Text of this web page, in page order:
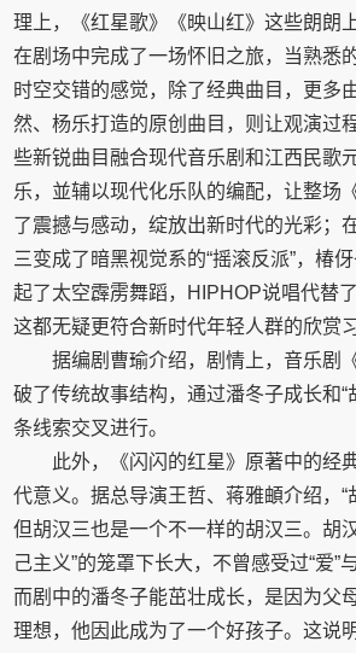
理上，《红星歌》《映山红》这些朗朗
在剧场中完成了一场怀旧之旅，当熟悉
时空交错的感觉，除了经典曲目，更多
然、杨乐打造的原创曲目，则让观演过
些新锐曲目融合现代音乐剧和江西民歌
乐，並辅以现代化乐队的编配，让整场
了震撼与感动，绽放出新时代的光彩；
三变成了暗黑视觉系的“摇滚反派”，椿
起了太空霹雳舞蹈，HIPHOP说唱代替
这都无疑更符合新时代年轻人群的欣赏
据编剧曹瑜介绍，剧情上，音乐剧
破了传统故事结构，通过潘冬子成长和“
条线索交叉进行。
此外，《闪闪的红星》原著中的经
代意义。据总导演王哲、蒋雅頔介绍，“
但胡汉三也是一个不一样的胡汉三。胡
己主义”的笼罩下长大，不曾感受过“爱”
而剧中的潘冬子能茁壮成长，是因为父
理想，他因此成为了一个好孩子。这说